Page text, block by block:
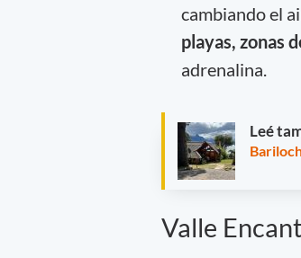
cambiando el
playas, zonas
adrenalina.
Leé
Valle